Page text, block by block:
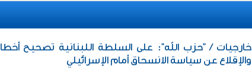
خارجيات / "حزب الله": على السلطة اللبنانية تصحيح
والإقلاع عن سياسة الانسحاق أمام الإسرائيلي